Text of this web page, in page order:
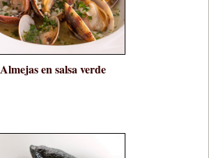
Almejas en salsa verde